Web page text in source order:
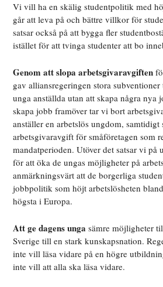
Vi vill ha en skälig studentpolitik med
går att leva på och bättre villkor för
satsar också på att bygga fler
istället för att tvinga studenter att bo
Genom att slopa arbetsgivaravgiften
gav alliansregeringen stora
unga anställda utan att skapa några nya
skapa jobb framöver tar vi bort
anställer en arbetslös ungdom, samtidigt
arbetsgivaravgift för småföretagen som
mandatperioden. Utöver det satsar vi
för att öka de ungas möjligheter på
anmärkningsvärt att de borgerliga
jobbpolitik som höjt arbetslösheten
högsta i Europa.
Att ge dagens ungasämre möjligheter
Sverige till en stark kunskapsnation.
inte vill läsa vidare på en högre
inte vill att alla ska läsa vidare.